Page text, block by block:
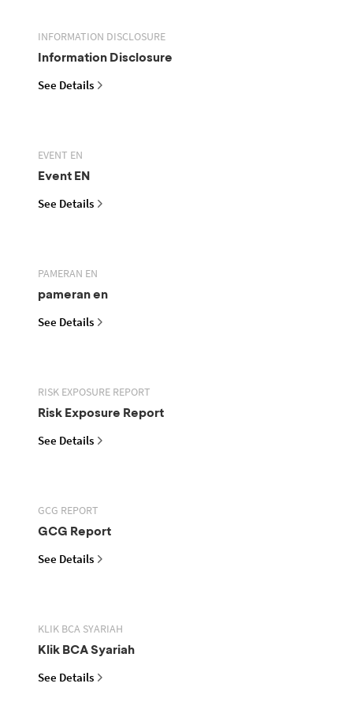
INFORMATION DISCLOSURE
Information Disclosure
See Details
EVENT EN
Event EN
See Details
PAMERAN EN
pameran en
See Details
RISK EXPOSURE REPORT
Risk Exposure Report
See Details
GCG REPORT
GCG Report
See Details
KLIK BCA SYARIAH
Klik BCA Syariah
See Details